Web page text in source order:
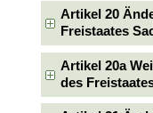
Artikel 20
Freistaates
Artikel 20a
des